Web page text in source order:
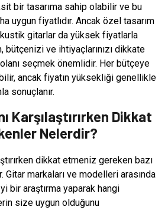
bir tasarıma sahip olabilir ve bu
uygun fiyatlıdır. Ancak özel tasarım
gitarlar da yüksek fiyatlarla
bütçenizi ve ihtiyaçlarınızı dikkate
seçmek önemlidir. Her bütçeye
ancak fiyatın yüksekliği genellikle
sonuçlanır.
Karşılaştırırken Dikkat
Nelerdir?
dikkat etmeniz gereken bazı
Gitar markaları ve modelleri arasında
bir araştırma yaparak hangi
size uygun olduğunu